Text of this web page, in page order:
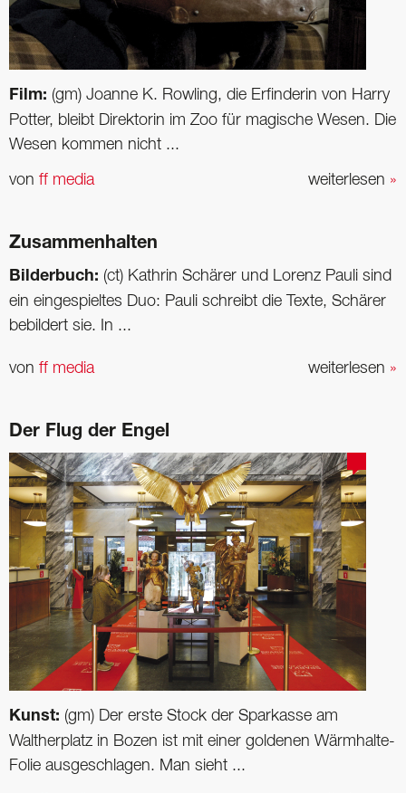
Film: (gm) Joanne K. Rowling, die Erfinderin von Harry
Potter, bleibt Direktorin im Zoo für magische Wesen. Die
Wesen kommen nicht ...
weiterlesen »
von ff media
Zusammenhalten
Bilderbuch: (ct) Kathrin Schärer und Lorenz Pauli sind
ein eingespiel­tes Duo: Pauli schreibt die Texte, Schärer
bebildert sie. In ...
weiterlesen »
von ff media
Der Flug der Engel
Kunst: (gm) Der erste Stock der Sparkasse am
Waltherplatz in Bozen ist mit einer goldenen Wärmhalte-
Folie ausgeschlagen. Man sieht ...